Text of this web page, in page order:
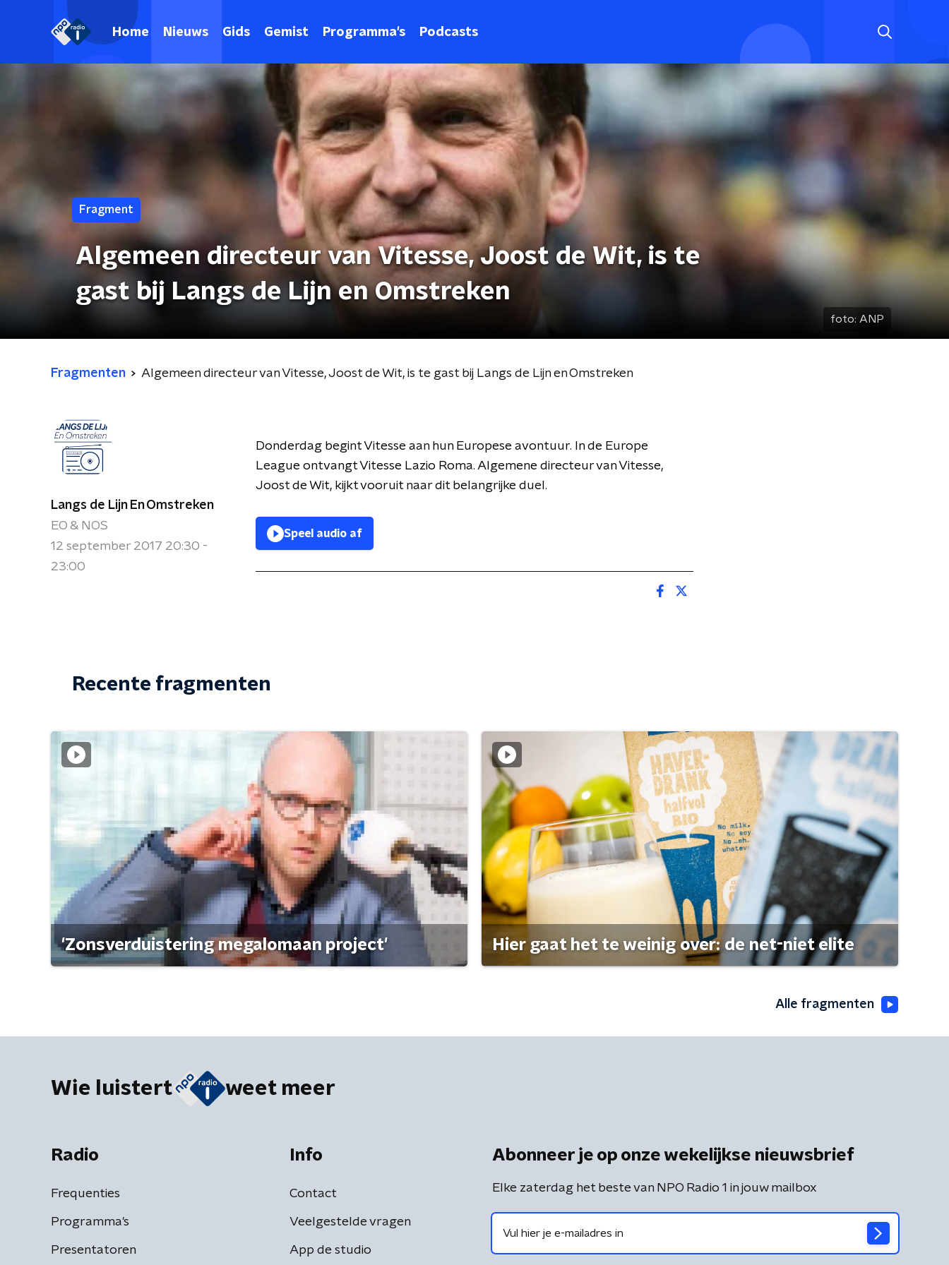
Home Nieuws Gids Gemist Programma's Podcasts
Fragment
Algemeen directeur van Vitesse, Joost de Wit, is te
gast bij Langs de Lijn en Omstreken
foto: ANP
Fragmenten Algemeen directeur van Vitesse, Joost de Wit, is te gast bij Langs de Lijn en Omstreken
Langs de Lijn En Omstreken
EO & NOS
12 september 2017 20:30 -
23:00
Donderdag begint Vitesse aan hun Europese avontuur. In de Europe
League ontvangt Vitesse Lazio Roma. Algemene directeur van Vitesse,
Joost de Wit, kijkt vooruit naar dit belangrijke duel.
Speel audio af
Recente fragmenten
'Zonsverduistering megalomaan project' Hier gaat het te weinig over: de net-niet elite
Alle fragmenten
Wie luistert weet meer
Radio
Frequenties
Programma's
Presentatoren
Info
Contact
Veelgestelde vragen
App de studio
Abonneer je op onze wekelijkse nieuwsbrief
Elke zaterdag het beste van NPO Radio 1 in jouw mailbox